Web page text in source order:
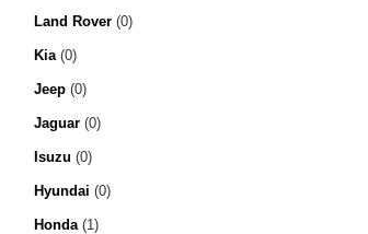
Land Rover(0)
Kia(0)
Jeep(0)
Jaguar(0)
Isuzu (0)
Hyundai (0)
Honda(1)